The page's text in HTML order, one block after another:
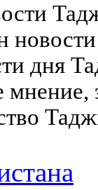
дня